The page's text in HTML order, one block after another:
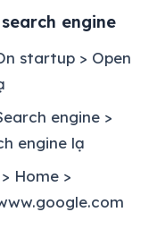
engine
startup > Open
engine >
engine lạ
Home >